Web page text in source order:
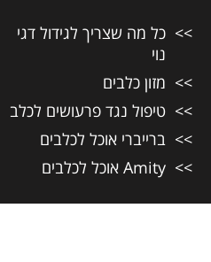
כל מה שצריך לגידול דגי
נוי
מזון כלבים
טיפול נגד פרעושים לכלב
ברייברי אוכל לכלבים
Amity אוכל לכלבים